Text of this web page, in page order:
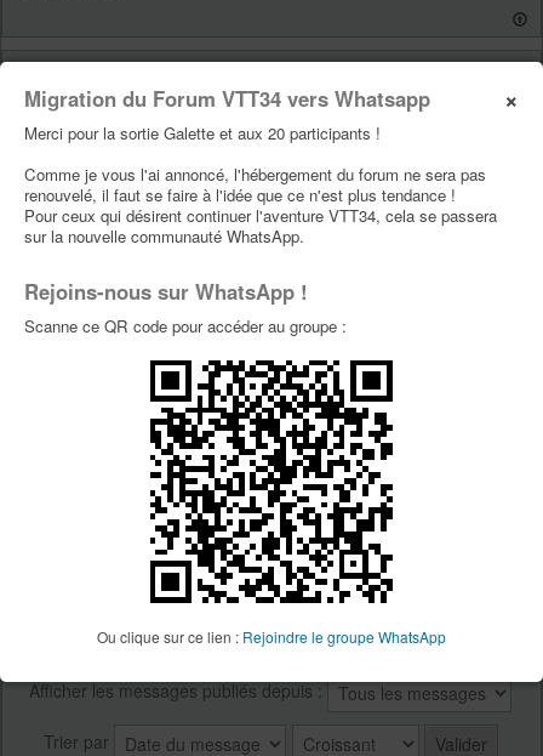
×
Migration du Forum VTT34 vers Whatsapp
Merci pour la sortie Galette et aux 20 participants !
Comme je vous l'ai annoncé, l'hébergement du forum ne sera pas
renouvelé, il faut se faire à l'idée que ce n'est plus tendance !
Pour ceux qui désirent continuer l'aventure VTT34, cela se passera
sur la nouvelle communauté WhatsApp.
Rejoins-nous sur WhatsApp !
Scanne ce QR code pour accéder au groupe :
Ou clique sur ce lien : Rejoindre le groupe WhatsApp
taille S
parTrufito» 07 Juin 2019, 14:37
Merci
AOaoaooaawww !!!!!!
Trufito
29p
Re: Specialized stumpjumper elite fsr 2010
taille S
Trufito a écrit :
Vélo vendu, les modos vous pouvez fermer !!!
Ça va un peu mieux comme ça
Afficher les messages publiés depuis :
Trier par